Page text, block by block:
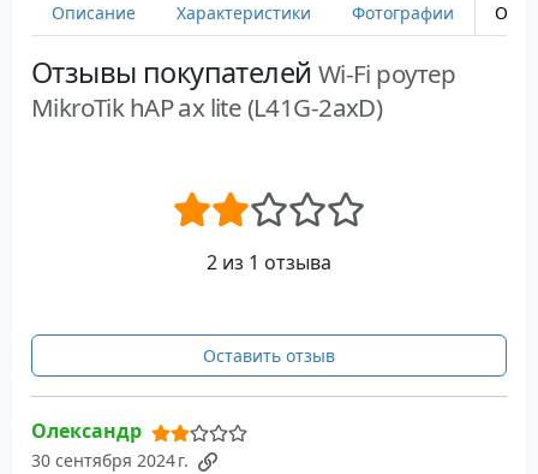
Описание Характеристики Фотографии
Отзывы покупателей Wi-Fi роутер
MikroTik hAP ax lite (L41G-2axD)
2 из 1 отзыва
Оставить отзыв
Олександр
30 сентября 2024 г.